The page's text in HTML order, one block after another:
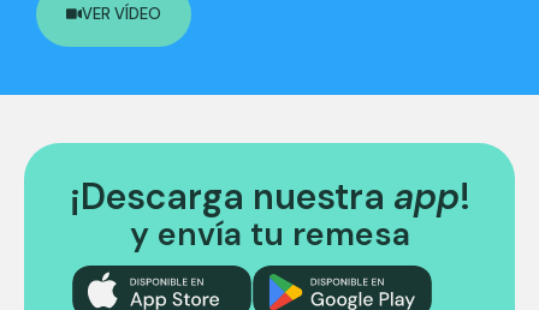
VER VÍDEO
¡Descarga nuestra app!
y envía tu remesa